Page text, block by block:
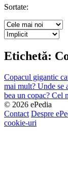
Sortate:
Etichetă:
Copacul gigantic
mai mult? Unde se
bea un copac? Cel
© 2026 ePedia
Contact Despre
cookie-uri